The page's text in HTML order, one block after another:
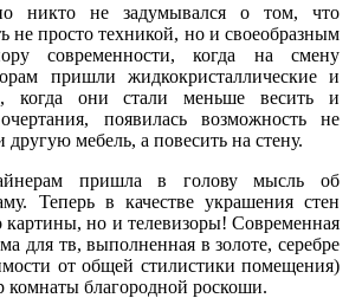
никто не задумывался о том, что
не просто техникой, но и своеобразным
современности, когда на смену
пришли жидкокристаллические и
когда они стали меньше весить и
появилась возможность не
другую мебель, а повесить на стену.
пришла в голову мысль об
Теперь в качестве украшения стен
картины, но и телевизоры! Современная
для тв, выполненная в золоте, серебре
от общей стилистики помещения)
комнаты благородной роскоши.